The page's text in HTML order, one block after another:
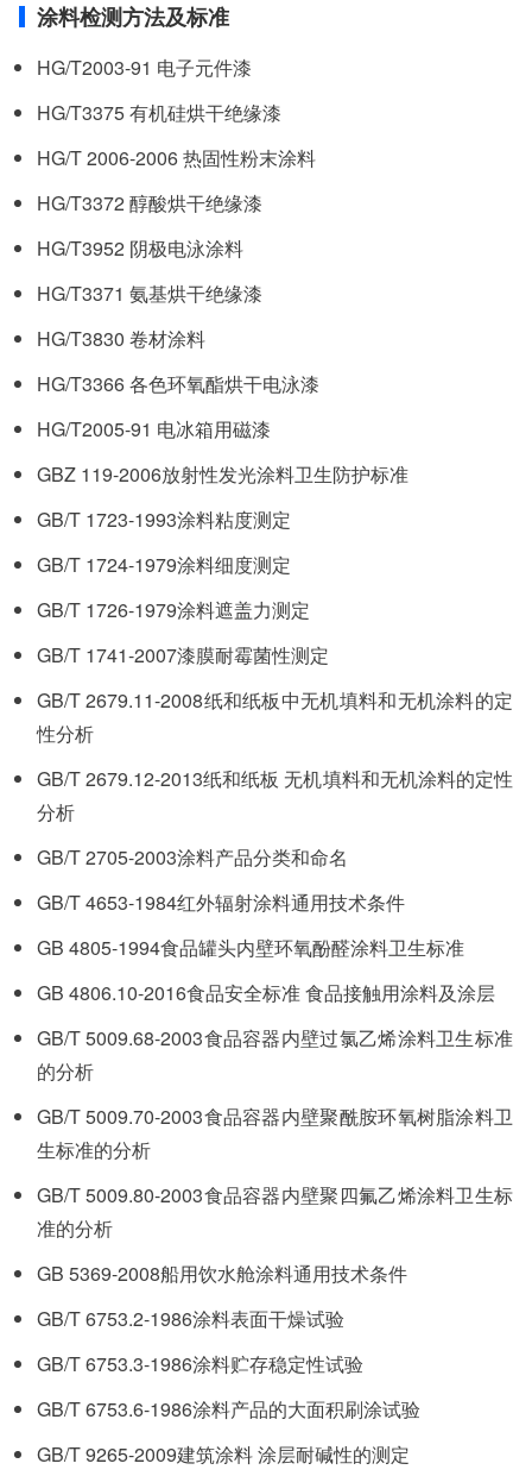
涂料检测方法及标准
HG/T2003-91 电子元件漆
HG/T3375 有机硅烘干绝缘漆
HG/T 2006-2006 热固性粉末涂料
HG/T3372 醇酸烘干绝缘漆
HG/T3952 阴极电泳涂料
HG/T3371 氨基烘干绝缘漆
HG/T3830 卷材涂料
HG/T3366 各色环氧酯烘干电泳漆
HG/T2005-91 电冰箱用磁漆
GBZ 119-2006放射性发光涂料卫生防护标准
GB/T 1723-1993涂料粘度测定
GB/T 1724-1979涂料细度测定
GB/T 1726-1979涂料遮盖力测定
GB/T 1741-2007漆膜耐霉菌性测定
GB/T 2679.11-2008纸和纸板中无机填料和无机涂料的定
性分析
GB/T 2679.12-2013纸和纸板 无机填料和无机涂料的定性
分析
GB/T 2705-2003涂料产品分类和命名
GB/T 4653-1984红外辐射涂料通用技术条件
GB 4805-1994食品罐头内壁环氧酚醛涂料卫生标准
GB 4806.10-2016食品安全标准 食品接触用涂料及涂层
GB/T 5009.68-2003食品容器内壁过氯乙烯涂料卫生标准
的分析
GB/T 5009.70-2003食品容器内壁聚酰胺环氧树脂涂料卫
生标准的分析
GB/T 5009.80-2003食品容器内壁聚四氟乙烯涂料卫生标
准的分析
GB 5369-2008船用饮水舱涂料通用技术条件
GB/T 6753.2-1986涂料表面干燥试验
GB/T 6753.3-1986涂料贮存稳定性试验
GB/T 6753.6-1986涂料产品的大面积刷涂试验
GB/T 9265-2009建筑涂料 涂层耐碱性的测定